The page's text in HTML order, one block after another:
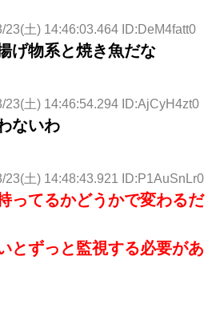
23(土) 14:46:03.464 ID:DeM4fatt0
げ物系と焼き魚だな
23(土) 14:46:54.294 ID:AjCyH4zt0
ないわ
23(土) 14:48:43.921 ID:P1AuSnLr0
ってるかどうかで変わるだ
とずっと監視する必要があ